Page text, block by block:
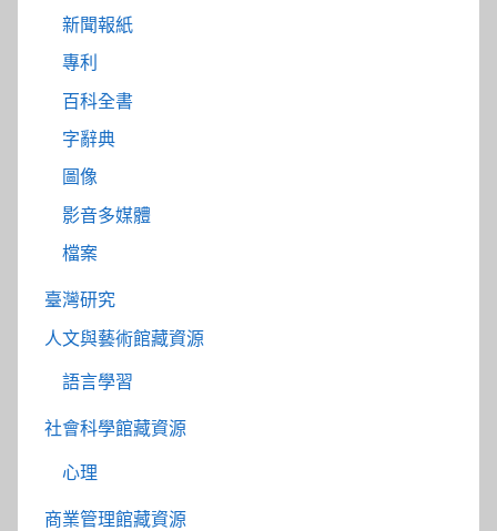
新聞報紙
專利
百科全書
字辭典
圖像
影音多媒體
檔案
臺灣研究
人文與藝術館藏資源
語言學習
社會科學館藏資源
心理
商業管理館藏資源